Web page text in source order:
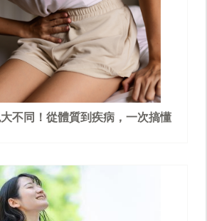
不同！從體質到疾病，一次搞懂